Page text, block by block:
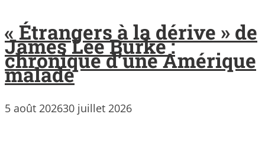
« Étrangers à la dérive » de
James Lee Burke :
chronique d’une Amérique
malade
5 août 202630 juillet 2026